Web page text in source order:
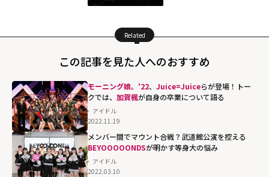
Related
この記事を見た人へのおすすめ
モーニング娘。'22、 Juice=Juiceらが登場！トー
クでは、 加賀楓が自身の卒業について語る
アイドル
2022.11.19
メンバー間でマウント合戦？武道館公演を控える
BEYOOOOONDSが明かす等身大の悩み
アイドル
2022.03.10